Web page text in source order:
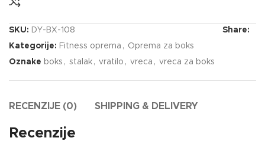
SKU: DY-BX-108
Kategorije: Fitness oprema , Oprema za boks
Oznake boks , stalak , vratilo , vreca , vreca za boks
Share:
RECENZIJE (0) SHIPPING & DELIVERY
Recenzije